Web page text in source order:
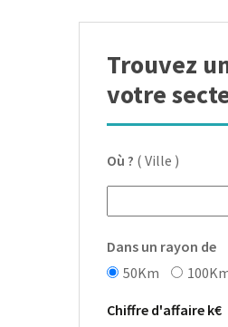
Trouvez
votre
Où ? ( Ville )
Dans un rayon de
50Km
Chiffre d'affaire k€